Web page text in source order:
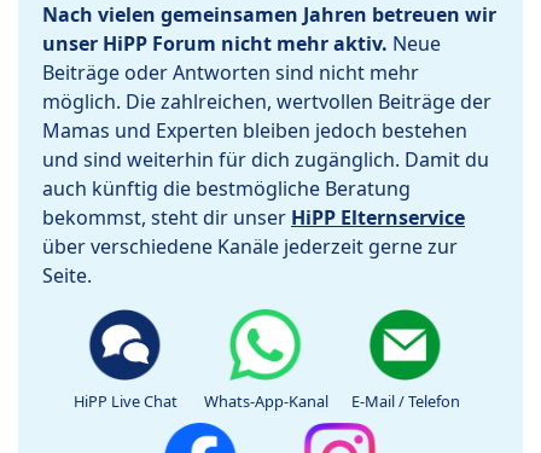
Nach vielen gemeinsamen Jahren betreuen wir
unser HiPP Forum nicht mehr aktiv. Neue
Beiträge oder Antworten sind nicht mehr
möglich. Die zahlreichen, wertvollen Beiträge der
Mamas und Experten bleiben jedoch bestehen
und sind weiterhin für dich zugänglich. Damit du
auch künftig die bestmögliche Beratung
bekommst, steht dir unser HiPP Elternservice
über verschiedene Kanäle jederzeit gerne zur
Seite.
HiPP Live Chat Whats-App-Kanal E-Mail / Telefon